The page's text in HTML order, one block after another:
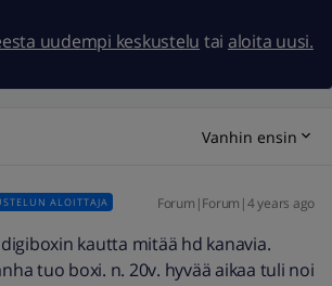
uudempi keskustelu tai aloita uusi.
Vanhin ensin
ALOITTAJA Forum|Forum|4 years ago
kautta mitää hd kanavia.
tuo boxi. n. 20v. hyvää aikaa tuli noi